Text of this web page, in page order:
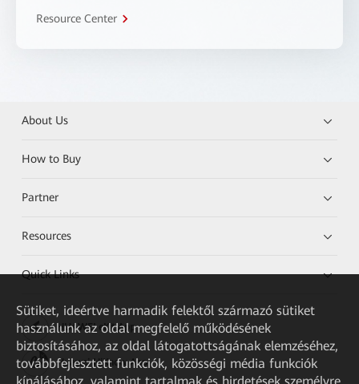
Resource Center
About Us
How to Buy
Partner
Resources
Quick Links
HUAWEI eKit App
Huawei HiKnow App
Sütiket, ideértve harmadik felektől származó sütiket
használunk az oldal megfelelő működésének
biztosításához, az oldal látogatottságának elemzéséhez,
továbbfejlesztett funkciók, közösségi média funkciók